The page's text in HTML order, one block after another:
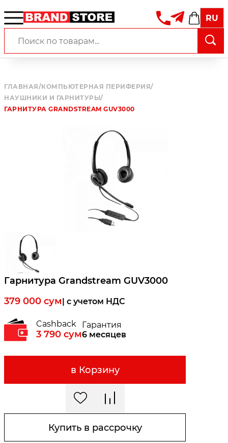
RU
ГЛАВНАЯ/КОМПЬЮТЕРНАЯ ПЕРИФЕРИЯ/
НАУШНИКИ И ГАРНИТУРЫ/
ГАРНИТУРА GRANDSTREAM GUV3000
Гарнитура Grandstream GUV3000
379 000 сум| c учетом НДС
Cashback
3 790 сум
Гарантия
6 месяцев
в Корзину
Купить в рассрочку